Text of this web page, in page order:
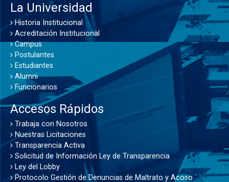
La Universidad
Historia Institucional
Acreditación Institucional
Campus
Postulantes
Estudiantes
Alumni
Funcionarios
Accesos Rápidos
Trabaja con Nosotros
Nuestras Licitaciones
Transparencia Activa
Solicitud de Información Ley de Transparencia
Ley del Lobby
Protocolo Gestión de Denuncias de Maltrato y Acoso